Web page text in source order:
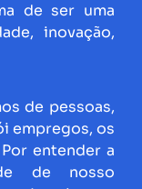
de ser uma
inovação,
de pessoas,
empregos, os
entender a
de nosso